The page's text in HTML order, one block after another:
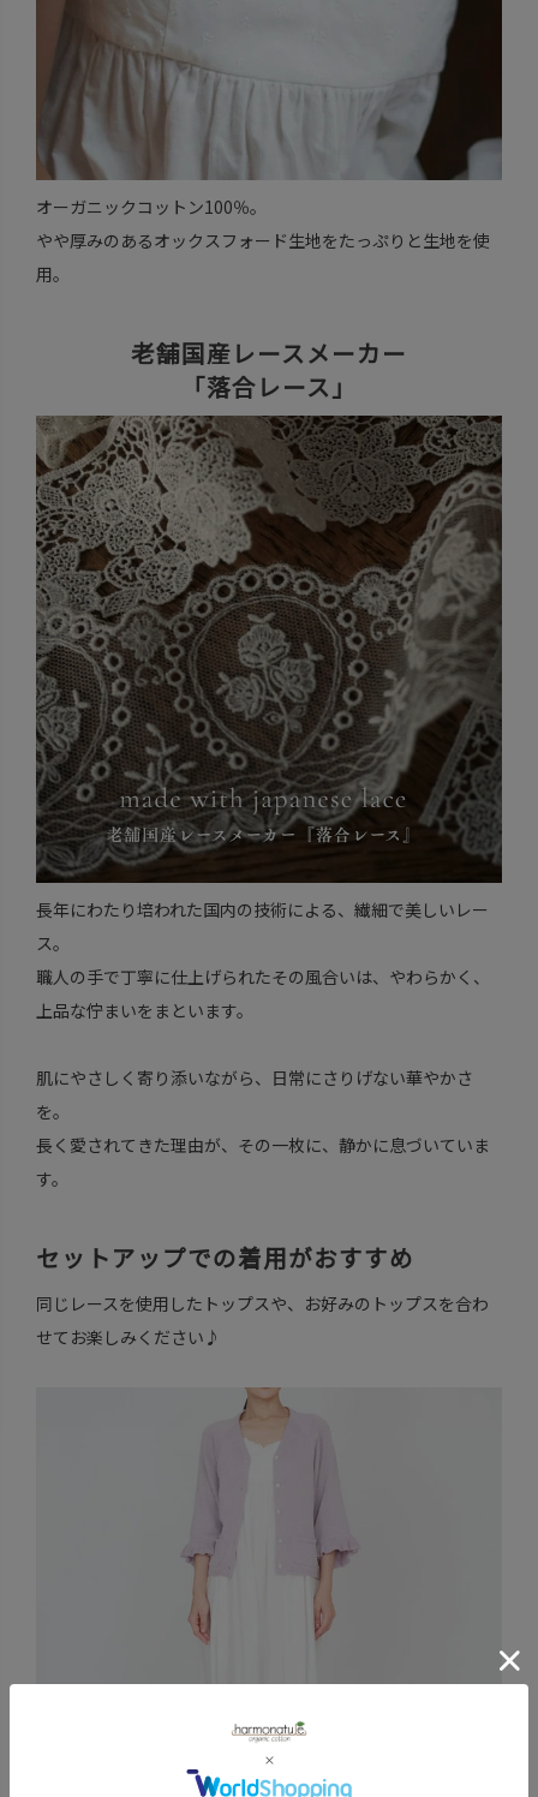
オーガニックコットン100％。
やや厚みのあるオックスフォード生地をたっぷりと生地を使
用。
老舗国産レースメーカー
「落合レース」
長年にわたり培われた国内の技術による、繊細で美しいレー
ス。
職人の手で丁寧に仕上げられたその風合いは、やわらかく、
上品な佇まいをまといます。
肌にやさしく寄り添いながら、日常にさりげない華やかさ
を。
長く愛されてきた理由が、その一枚に、静かに息づいていま
す。
セットアップでの着用がおすすめ
同じレースを使用したトップスや、お好みのトップスを合わ
せてお楽しみください♪